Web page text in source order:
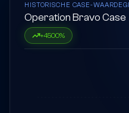
HISTORISCHE CASE-
Operation Bravo Case
+4500%